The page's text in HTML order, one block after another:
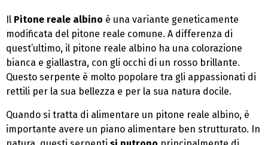
Il Pitone reale albino è una variante geneticamente
modificata del pitone reale comune. A differenza di
quest’ultimo, il pitone reale albino ha una colorazione
bianca e giallastra, con gli occhi di un rosso brillante.
Questo serpente è molto popolare tra gli appassionati di
rettili per la sua bellezza e per la sua natura docile.
Quando si tratta di alimentare un pitone reale albino, è
importante avere un piano alimentare ben strutturato. In